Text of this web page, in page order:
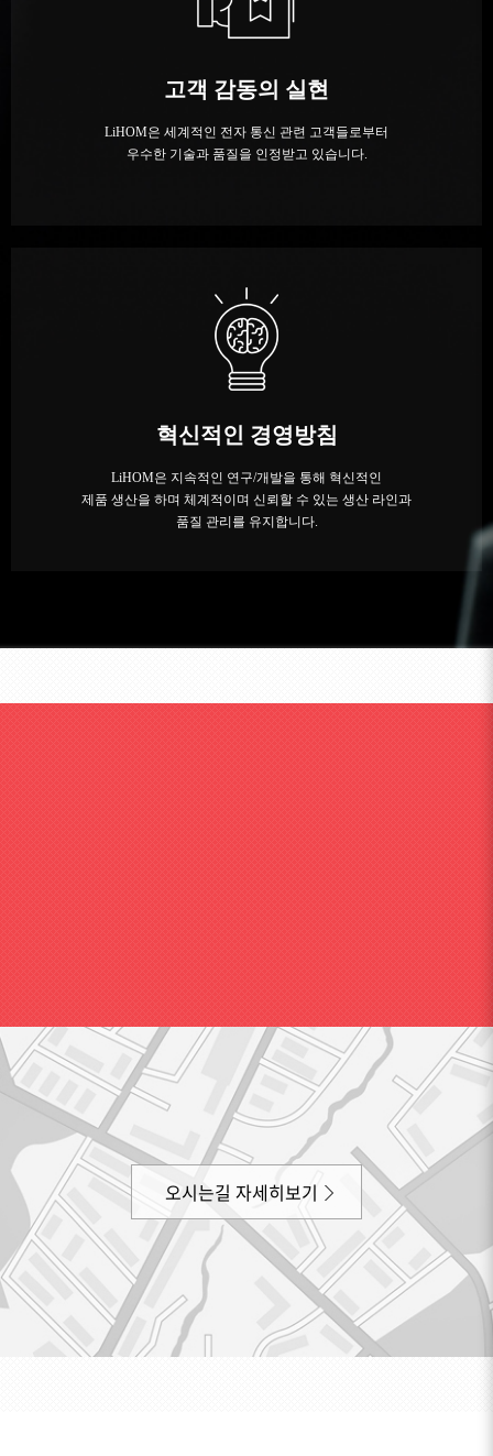
고객 감동의 실현
LiHOM은 세계적인 전자 통신 관련 고객들로부터
우수한 기술과 품질을 인정받고 있습니다.
혁신적인 경영방침
LiHOM은 지속적인 연구/개발을 통해 혁신적인
제품 생산을 하며 체계적이며 신뢰할 수 있는 생산 라인과
품질 관리를 유지합니다.
오시는길 자세히보기